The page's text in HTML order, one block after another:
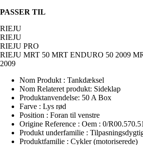
PASSER TIL
RIEJU
RIEJU
RIEJU PRO
RIEJU MRT 50 MRT ENDURO 50 2009
2009
Nom Produkt : Tankdæksel
Nom Relateret produkt: Sideklap
Produktanvendelse: 50 A Box
Farve : Lys rød
Position : Foran til venstre
Origine Reference : Oem : 0/
Produkt underfamilie :
Produktfamilie : Cykler (motoriserede)